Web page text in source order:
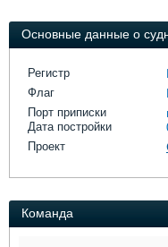
Личности
Основные данные о
Регистр
Флаг
Порт приписки
Дата постройки
Проект
Команда